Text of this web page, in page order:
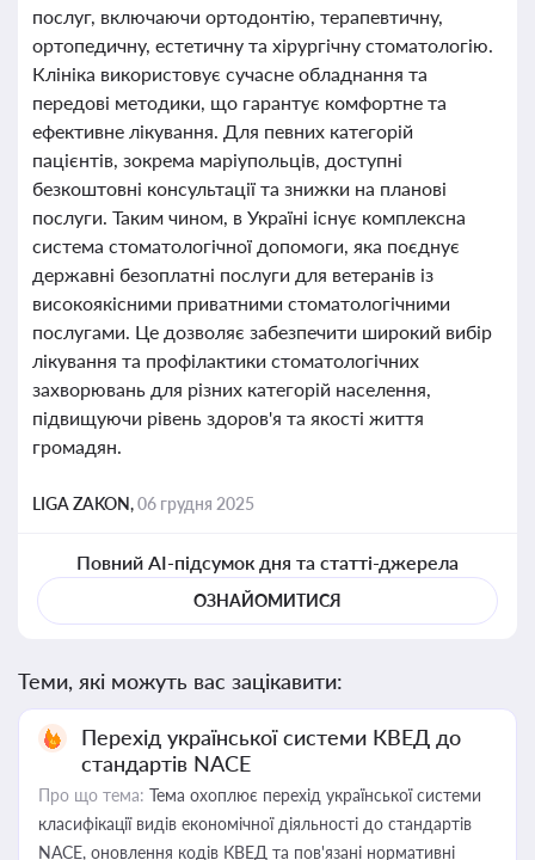
послуг, включаючи ортодонтію, терапевтичну,
ортопедичну, естетичну та хірургічну стоматологію.
Клініка використовує сучасне обладнання та
передові методики, що гарантує комфортне та
ефективне лікування. Для певних категорій
пацієнтів, зокрема маріупольців, доступні
безкоштовні консультації та знижки на планові
послуги. Таким чином, в Україні існує комплексна
система стоматологічної допомоги, яка поєднує
державні безоплатні послуги для ветеранів із
високоякісними приватними стоматологічними
послугами. Це дозволяє забезпечити широкий вибір
лікування та профілактики стоматологічних
захворювань для різних категорій населення,
підвищуючи рівень здоров'я та якості життя
громадян.
LIGA ZAKON,06 грудня 2025
Повний AI-підсумок дня та статті-джерела
ОЗНАЙОМИТИСЯ
Теми, які можуть вас зацікавити:
Перехід української системи КВЕД до
стандартів NACE
Про що тема: Тема охоплює перехід української системи
класифікації видів економічної діяльності до стандартів
NACE, оновлення кодів КВЕД та пов'язані нормативні